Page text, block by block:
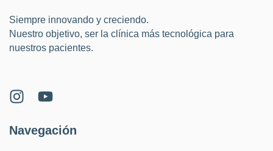
Siempre innovando y creciendo.
Nuestro objetivo, ser la clínica más tecnológica para
nuestros pacientes.
Navegación